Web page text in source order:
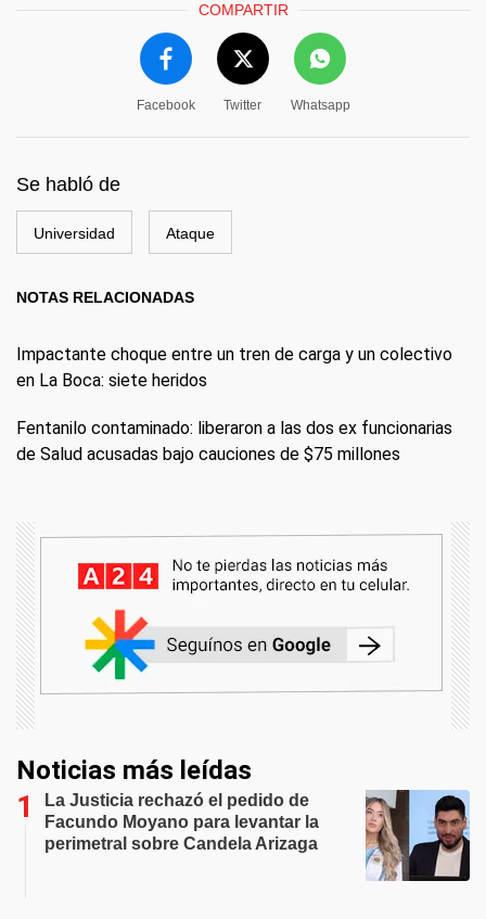
COMPARTIR
Facebook Twitter Whatsapp
Se habló de
Universidad Ataque
NOTAS RELACIONADAS
Impactante choque entre un tren de carga y un colectivo
en La Boca: siete heridos
Fentanilo contaminado: liberaron a las dos ex funcionarias
de Salud acusadas bajo cauciones de $75 millones
Noticias más leídas
La Justicia rechazó el pedido de
Facundo Moyano para levantar la
perimetral sobre Candela Arizaga